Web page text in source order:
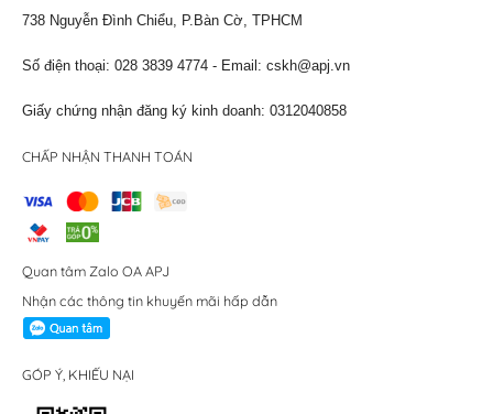
738 Nguyễn Đình Chiểu, P.Bàn Cờ, TPHCM
Số điện thoại: 028 3839 4774 - Email: cskh@apj.vn
Giấy chứng nhận đăng ký kinh doanh: 0312040858
CHẤP NHẬN THANH TOÁN
Quan tâm Zalo OA APJ
Nhận các thông tin khuyến mãi hấp dẫn
GÓP Ý, KHIẾU NẠI